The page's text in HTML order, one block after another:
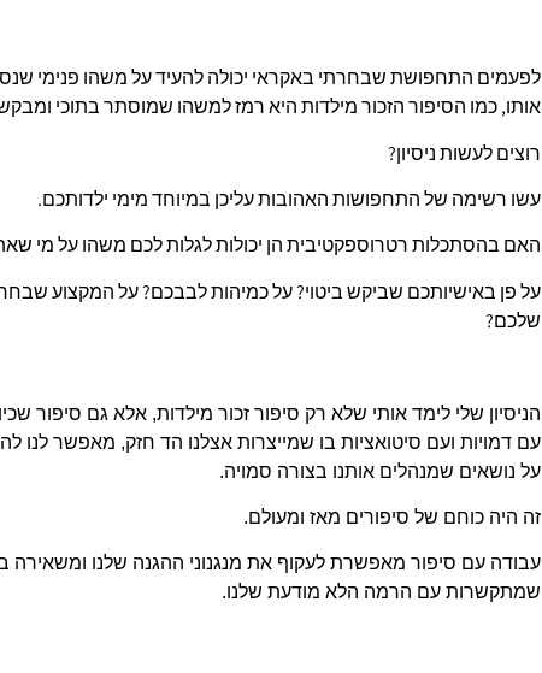
לפעמים התחפושת שבחרתי באקראי יכולה להעיד על משהו פנימי
אותו, כמו הסיפור הזכור מילדות היא רמז למשהו שמוסתר בתוכי
רוצים לעשות ניסיון?
עשו רשימה של התחפושות האהובות עליכן במיוחד מימי ילדותכם.
האם בהסתכלות רטרוספקטיבית הן יכולות לגלות לכם משהו על מי
על פן באישיותכם שביקש ביטוי? על כמיהות לבבכם? על המקצוע
שלכם?
הניסיון שלי לימד אותי שלא רק סיפור זכור מילדות, אלא גם סיפור
עם דמויות ועם סיטואציות בו שמייצרות אצלנו הד חזק, מאפשר לנו
על נושאים שמנהלים אותנו בצורה סמויה.
זה היה כוחם של סיפורים מאז ומעולם.
עבודה עם סיפור מאפשרת לעקוף את מנגנוני ההגנה שלנו ומשאירה
שמתקשרות עם הרמה הלא מודעת שלנו.